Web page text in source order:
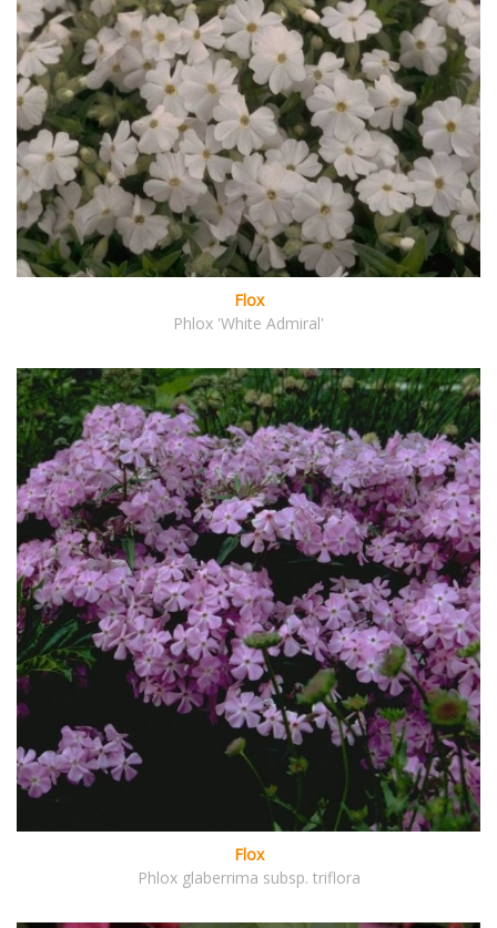
Flox
Phlox 'White Admiral'
Flox
Phlox glaberrima subsp. triflora